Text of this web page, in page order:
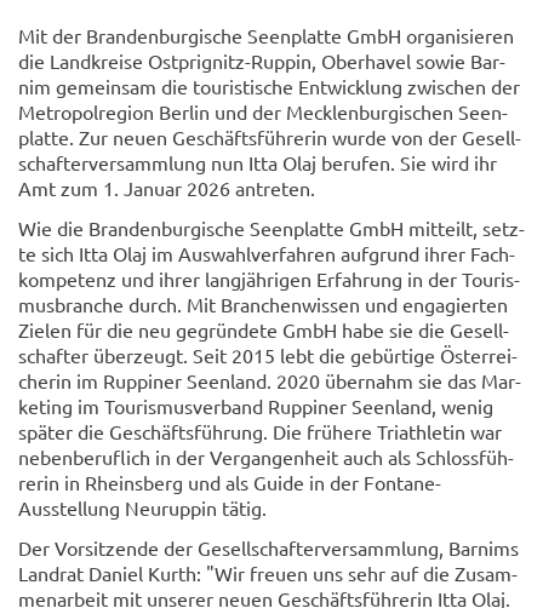
Mit der Bran­den­bur­gi­sche Se­en­plat­te GmbH or­ga­ni­sie­ren
die Land­krei­se Ostprignitz-​Ruppin, Ober­ha­vel sowie Bar­
nim ge­mein­sam die tou­ris­ti­sche Ent­wick­lung zwi­schen der
Me­tro­pol­re­gi­on Ber­lin und der Meck­len­bur­gi­schen Se­en­
plat­te. Zur neuen Ge­schäfts­füh­re­rin wurde von der Ge­sell­
schaf­ter­ver­samm­lung nun Itta Olaj be­ru­fen. Sie wird ihr
Amt zum 1. Ja­nu­ar 2026 an­tre­ten.
Wie die Bran­den­bur­gi­sche Se­en­plat­te GmbH mit­teilt, setz­
te sich Itta Olaj im Aus­wahl­ver­fah­ren auf­grund ihrer Fach­
kom­pe­tenz und ihrer lang­jäh­ri­gen Er­fah­rung in der Tou­ris­
mus­bran­che durch. Mit Bran­chen­wis­sen und en­ga­gier­ten
Zie­len für die neu ge­grün­de­te GmbH habe sie die Ge­sell­
schaf­ter über­zeugt. Seit 2015 lebt die ge­bür­ti­ge Ös­ter­rei­
che­rin im Rup­pi­ner Se­en­land. 2020 über­nahm sie das Mar­
ke­ting im Tou­ris­mus­ver­band Rup­pi­ner Se­en­land, wenig
spä­ter die Ge­schäfts­füh­rung. Die frü­he­re Tri­ath­le­tin war
ne­ben­be­ruf­lich in der Ver­gan­gen­heit auch als Schloss­füh­
re­rin in Rheins­berg und als Guide in der Fontane-​
Ausstellung Neu­rup­pin tätig.
Der Vor­sit­zen­de der Ge­sell­schaf­ter­ver­samm­lung, Bar­nims
Land­rat Da­ni­el Kurth: "Wir freu­en uns sehr auf die Zu­sam­
men­ar­beit mit un­se­rer neuen Ge­schäfts­füh­re­rin Itta Olaj.